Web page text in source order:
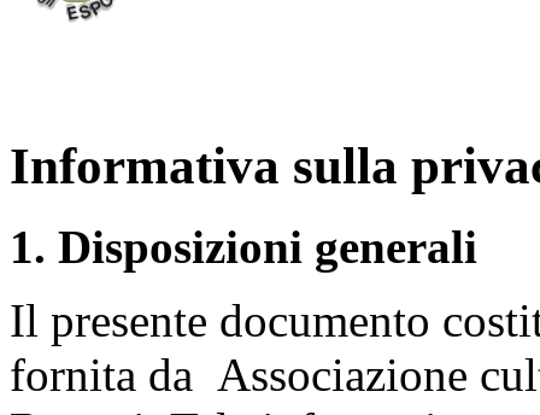
Informativa sulla
1. Disposizioni generali
Il presente documento
fornita da Associazione